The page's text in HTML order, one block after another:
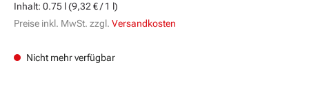
Inhalt: 0.75 l(9,32 € / 1 l)
Preise inkl. MwSt. zzgl. Versandkosten
Nicht mehr verfügbar